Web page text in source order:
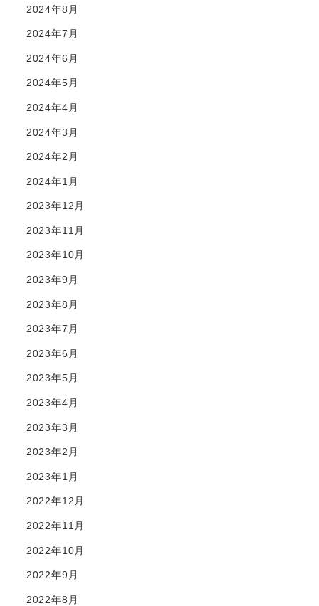
2024年8月
2024年7月
2024年6月
2024年5月
2024年4月
2024年3月
2024年2月
2024年1月
2023年12月
2023年11月
2023年10月
2023年9月
2023年8月
2023年7月
2023年6月
2023年5月
2023年4月
2023年3月
2023年2月
2023年1月
2022年12月
2022年11月
2022年10月
2022年9月
2022年8月